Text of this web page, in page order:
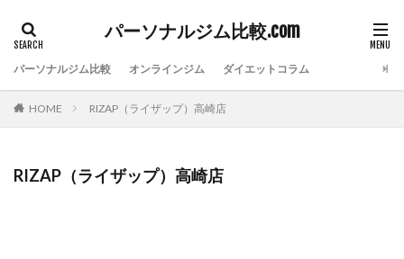
パーソナルジム比較.com
パーソナルジム比較 オンラインジム ダイエットコラム
HOME RIZAP（ライザップ）高崎店
RIZAP（ライザップ）高崎店